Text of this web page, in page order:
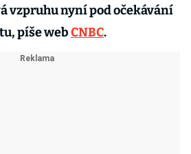
vzpruhu nyní pod očekávání
píše webCNBC.